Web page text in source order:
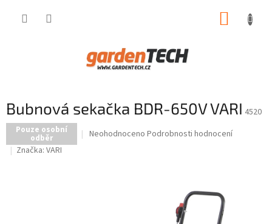
Bubnová sekačka BDR-650V VARI 4520
Pouze osobní
odběr
Průměrné
Neohodnoceno Podrobnosti hodnocení
Značka: VARI